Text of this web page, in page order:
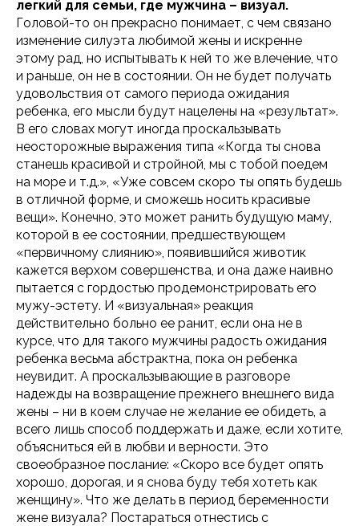
легкий для семьи, где мужчина – визуал.
Головой-то он прекрасно понимает, с чем связано
изменение силуэта любимой жены и искренне
этому рад, но испытывать к ней то же влечение, что
и раньше, он не в состоянии. Он не будет получать
удовольствия от самого периода ожидания
ребенка, его мысли будут нацелены на «результат».
В его словах могут иногда проскальзывать
неосторожные выражения типа «Когда ты снова
станешь красивой и стройной, мы с тобой поедем
на море и т.д.», «Уже совсем скоро ты опять будешь
в отличной форме, и сможешь носить красивые
вещи». Конечно, это может ранить будущую маму,
которой в ее состоянии, предшествующем
«первичному слиянию», появившийся животик
кажется верхом совершенства, и она даже наивно
пытается с гордостью продемонстрировать его
мужу-эстету. И «визуальная» реакция
действительно больно ее ранит, если она не в
курсе, что для такого мужчины радость ожидания
ребенка весьма абстрактна, пока он ребенка
неувидит. А проскальзывающие в разговоре
надежды на возвращение прежнего внешнего вида
жены – ни в коем случае не желание ее обидеть, а
всего лишь способ поддержать и даже, если хотите,
объясниться ей в любви и верности. Это
своеобразное послание: «Скоро все будет опять
хорошо, дорогая, и я снова буду тебя хотеть как
женщину». Что же делать в период беременности
жене визуала? Постараться отнестись с